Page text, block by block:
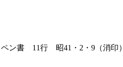
ン書 11行 昭41・2・9（消印）